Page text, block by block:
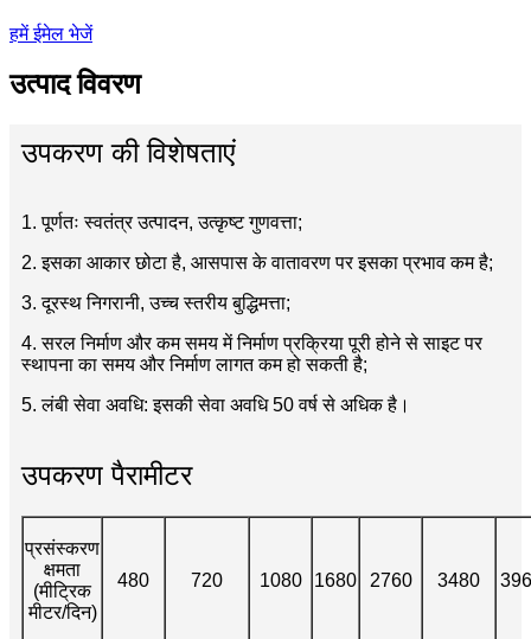
हमें ईमेल भेजें
उत्पाद विवरण
उपकरण की विशेषताएं
1. पूर्णतः स्वतंत्र उत्पादन, उत्कृष्ट गुणवत्ता;
2. इसका आकार छोटा है, आसपास के वातावरण पर इसका प्रभाव कम है;
3. दूरस्थ निगरानी, ​​उच्च स्तरीय बुद्धिमत्ता;
4. सरल निर्माण और कम समय में निर्माण प्रक्रिया पूरी होने से साइट पर
स्थापना का समय और निर्माण लागत कम हो सकती है;
5. लंबी सेवा अवधि: इसकी सेवा अवधि 50 वर्ष से अधिक है।
उपकरण पैरामीटर
प्रसंस्करण
क्षमता
(मीट्रिक
मीटर/दिन)
480 720 1080 1680 2760 3480